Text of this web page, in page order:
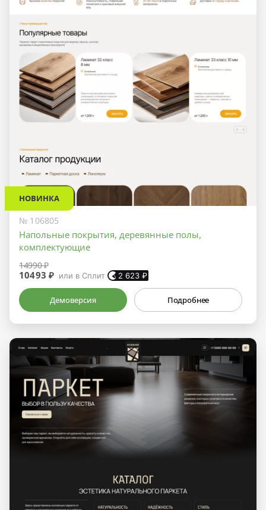
НОВИНКА
№ 106805
Напольные покрытия, деревянные полы,
комплектующие
14990 ₽
10493 ₽ или в Сплит 2 623 ₽
Демоверсия Подробнее